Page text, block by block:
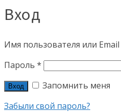
Вход
Имя пользователя или Email
Пароль *
Вход
Запомнить меня
Забыли свой пароль?